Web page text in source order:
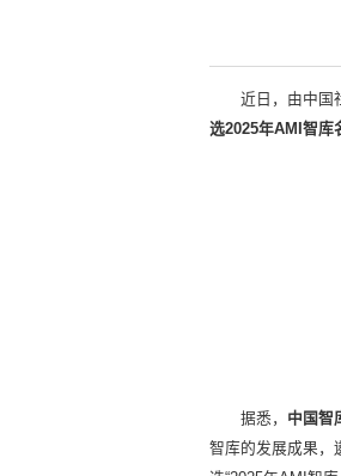
近日，由中国
选2025年AMI智库
据悉， 中国智
智库的发展成果，